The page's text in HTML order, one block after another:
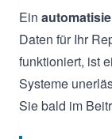
Ein
Daten für Ihr
funktioniert, ist
Systeme
Sie bald im